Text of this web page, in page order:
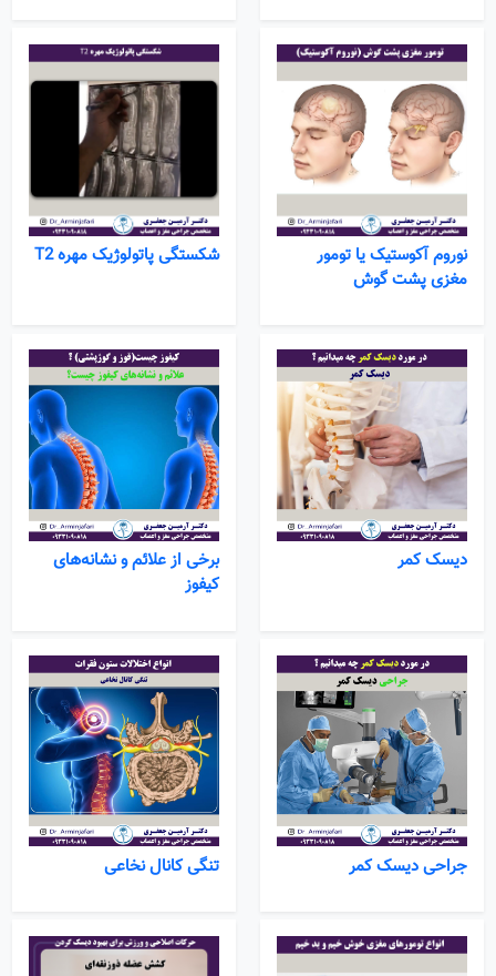
نوروم آکوستیک یا تومور
مغزی پشت گوش
شکستگی پاتولوژیک مهره T2
دیسک کمر
برخی از علائم و نشانه‌های
کیفوز
جراحی دیسک کمر تنگی کانال نخاعی